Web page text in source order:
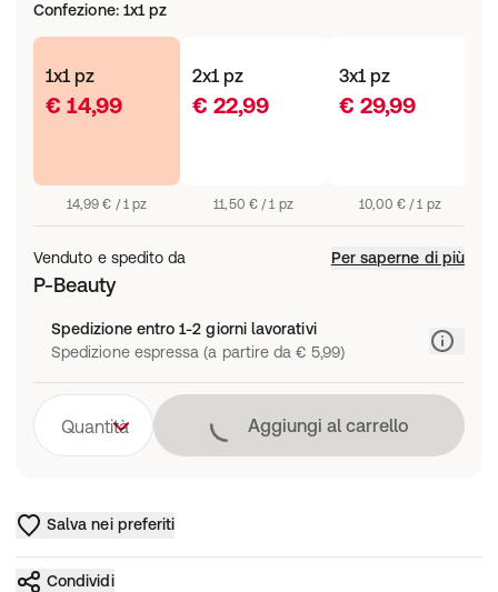
Confezione: 1x1 pz
1x1 pz
€ 14,99
14,99 € / 1 pz
2x1 pz
€ 22,99
11,50 € / 1 pz
3x1 pz
€ 29,99
10,00 € / 1 pz
Venduto e spedito da Per saperne di più
P-Beauty
Spedizione entro 1-2 giorni lavorativi
Spedizione espressa (a partire da € 5,99)
Quantità Caricamento in
Aggiungi al carrello
Salva nei preferiti
Condividi